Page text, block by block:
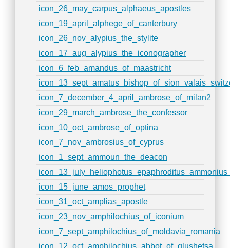
icon_26_may_carpus_alphaeus_apostles
icon_19_april_alphege_of_canterbury
icon_26_nov_alypius_the_stylite
icon_17_aug_alypius_the_iconographer
icon_6_feb_amandus_of_maastricht
icon_7_december_4_april_ambrose_of_milan2
icon_29_march_ambrose_the_confessor
icon_10_oct_ambrose_of_optina
icon_7_nov_ambrosius_of_cyprus
icon_1_sept_ammoun_the_deacon
icon_15_june_amos_prophet
icon_31_oct_amplias_apostle
icon_23_nov_amphilochius_of_iconium
icon_7_sept_amphilochius_of_moldavia_romania
icon_12_oct_amphilochius_abbot_of_glushetsa